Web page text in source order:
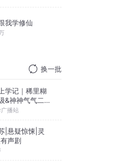
我学修仙
换一批
学记｜稀里糊
&神神气气二年
播站
|悬疑惊悚|灵
声剧